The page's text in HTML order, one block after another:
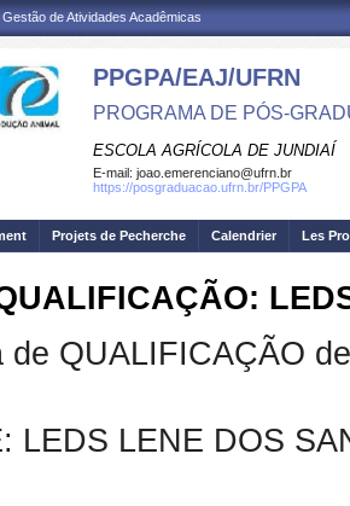
de Atividades Acadêmicas
PPGPA/EAJ/UFRN
PROGRAMA DE PÓS-
ESCOLA AGRÍCOLA DE JUNDIAÍ
E-mail: joao.emerenciano@ufrn.br
https://posgraduacao.ufrn.br/PPGPA
Projets de Pecherche Calendrier Les
de QUALIFICAÇÃO
LEDS LENE DOS